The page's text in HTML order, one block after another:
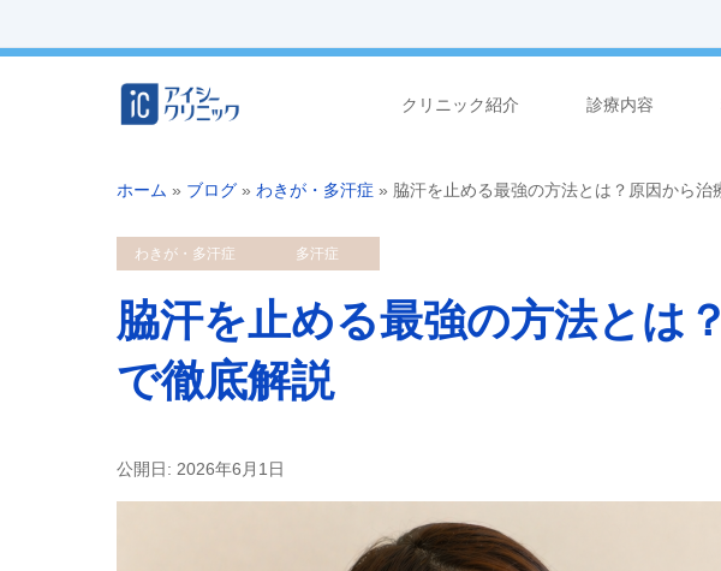
クリニック紹介 診療内容
ホーム » ブログ » わきが・多汗症 » 脇汗を止める最強の方法とは？原因から治
わきが・多汗症 多汗症
脇汗を止める最強の方法とは
で徹底解説
公開日: 2026年6月1日